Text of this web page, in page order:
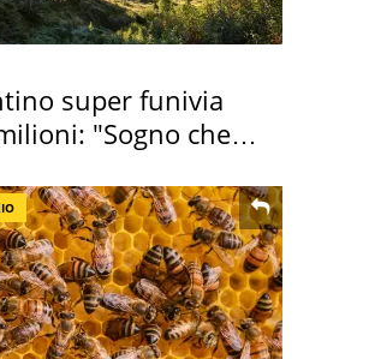
super funivia
"Sogno che si